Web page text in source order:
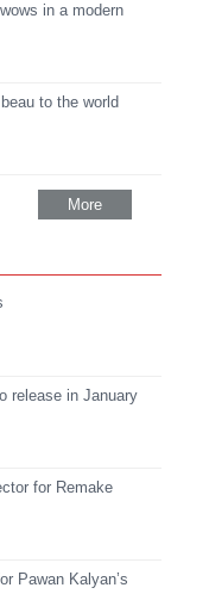
in a modern
to the world
More
release in January
for Remake
Pawan Kalyan’s